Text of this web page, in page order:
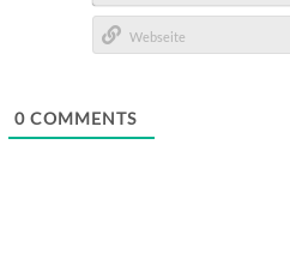
E-
Mail*
0 COMMENTS